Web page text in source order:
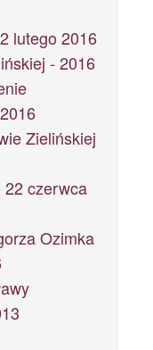
lutego 2016
- 2016
Zielińskiej
22 czerwca
Ozimka